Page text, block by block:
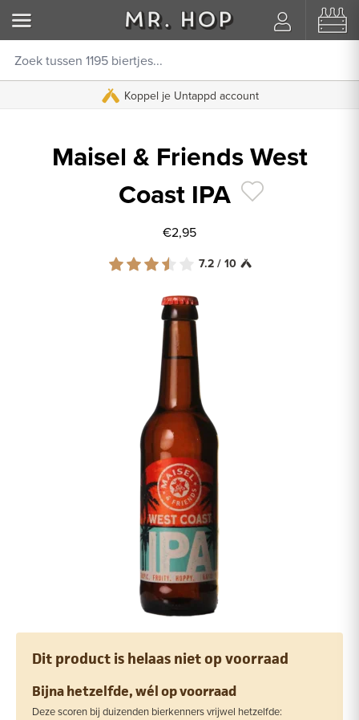
Koppel je Untappd account
Maisel & Friends West
Coast IPA
€2,95
7.2 / 10
Dit product is helaas niet op voorraad
Bijna hetzelfde, wél op voorraad
Deze scoren bij duizenden bierkenners vrijwel hetzelfde: